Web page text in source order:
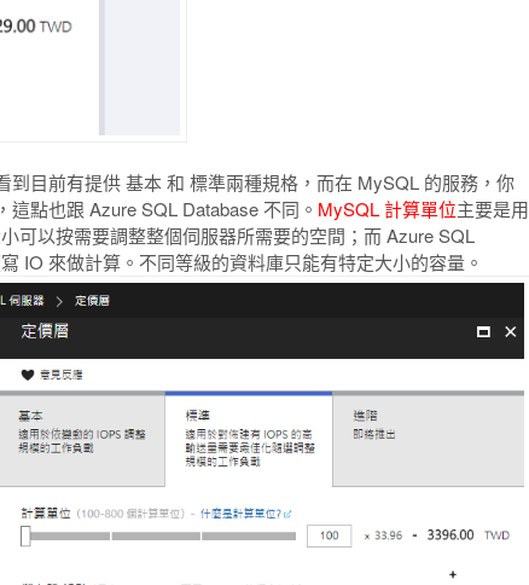
目前有提供 基本 和 標準兩種規格，而在 MySQL 的服務，你
點也跟 Azure SQL Database 不同。 MySQL 計算單位主要是用
可以按需要調整整個伺服器所需要的空間；而 Azure SQL
IO 來做計算。不同等級的資料庫只能有特定大小的容量。